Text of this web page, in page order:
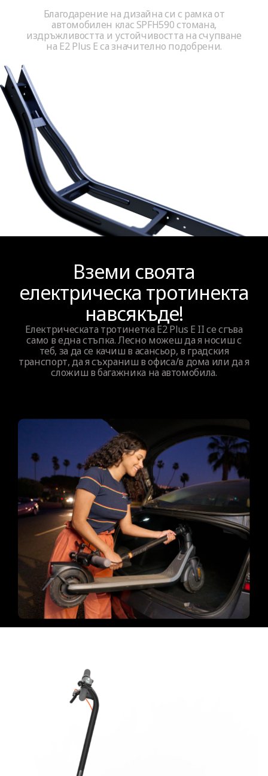
Благодарение на дизайна си с рамка от
автомобилен клас SPFH590 стомана,
издръжливостта и устойчивостта на счупване
на E2 Plus E са значително подобрени.
Вземи своята
електрическа тротинекта
навсякъде!
Електрическата тротинетка E2 Plus E II се сгъва
само в една стъпка. Лесно можеш да я носиш с
теб, за да се качиш в асансьор, в градския
транспорт, да я съхраниш в офиса/в дома или да я
сложиш в багажника на автомобила.